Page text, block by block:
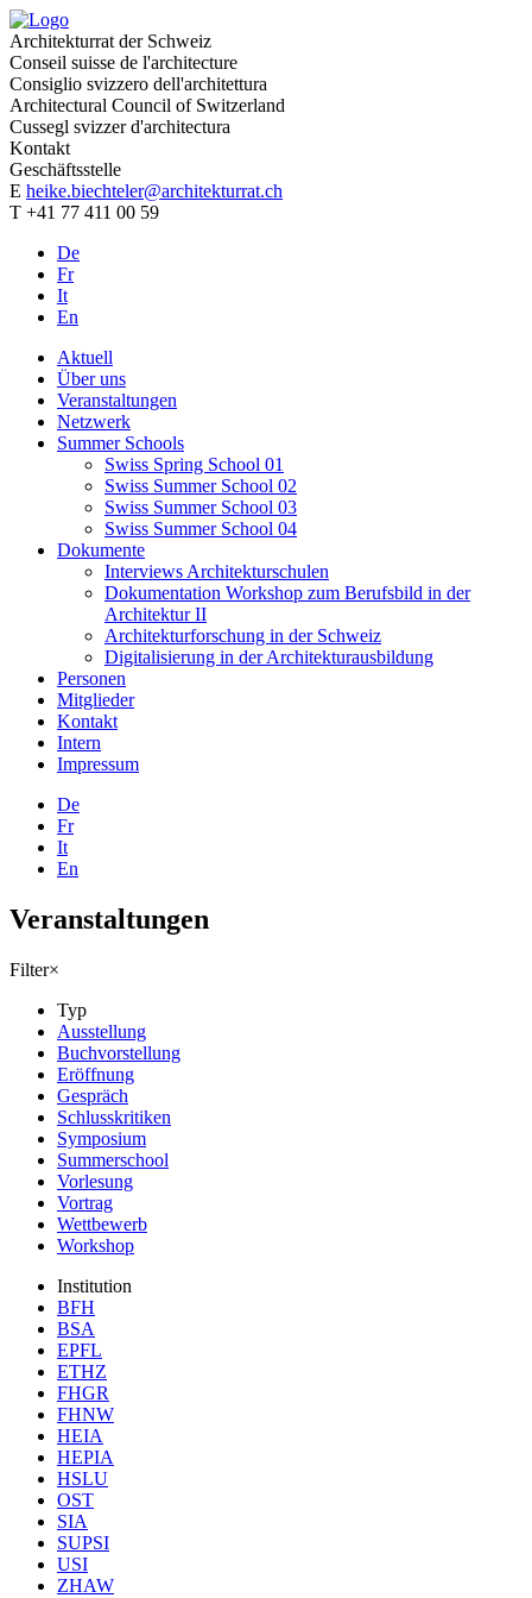
Architekturrat der Schweiz
Conseil suisse de l'architecture
Consiglio svizzero dell'architettura
Architectural Council of Switzerland
Cussegl svizzer d'architectura
Kontakt
Geschäftsstelle
E heike.biechteler@architekturrat.ch
T +41 77 411 00 59
De
Fr
It
En
Aktuell
Über uns
Veranstaltungen
Netzwerk
Summer Schools
Swiss Spring School 01
Swiss Summer School 02
Swiss Summer School 03
Swiss Summer School 04
Dokumente
Interviews Architekturschulen
Dokumentation Workshop zum Berufsbild in der
Architektur II
Architekturforschung in der Schweiz
Digitalisierung in der Architekturausbildung
Personen
Mitglieder
Kontakt
Intern
Impressum
De
Fr
It
En
Veranstaltungen
Filter×
Typ
Ausstellung
Buchvorstellung
Eröffnung
Gespräch
Schlusskritiken
Symposium
Summerschool
Vorlesung
Vortrag
Wettbewerb
Workshop
Institution
BFH
BSA
EPFL
ETHZ
FHGR
FHNW
HEIA
HEPIA
HSLU
OST
SIA
SUPSI
USI
ZHAW